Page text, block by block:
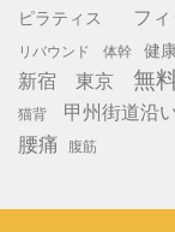
ピラティス フ
リバウンド 体幹 健
新宿 東京 無
猫背
甲州街道沿
腰痛 腹筋